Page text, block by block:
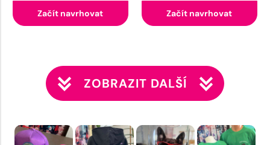
Začít navrhovat Začít navrhovat
ZOBRAZIT DALŠÍ